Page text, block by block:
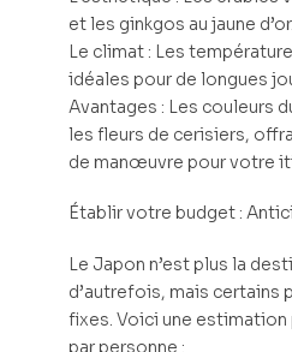
et les ginkgos au jaune d’or.
Le climat : Les
idéales pour de longues
Avantages : Les couleurs
les fleurs de cerisiers,
de manœuvre pour votre
Établir votre budget :
Le Japon n’est plus la
d’autrefois, mais
fixes. Voici une estimation
par personne :